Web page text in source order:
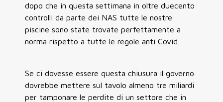
dopo che in questa settimana in oltre duecento
controlli da parte dei NAS tutte le nostre
piscine sono state trovate perfettamente a
norma rispetto a tutte le regole anti Covid.
Se ci dovesse essere questa chiusura il governo
dovrebbe mettere sul tavolo almeno tre miliardi
per tamponare le perdite di un settore che in